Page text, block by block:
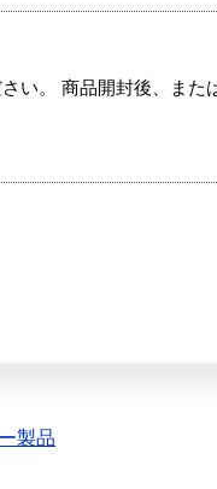
い。 商品開封後、また
製品